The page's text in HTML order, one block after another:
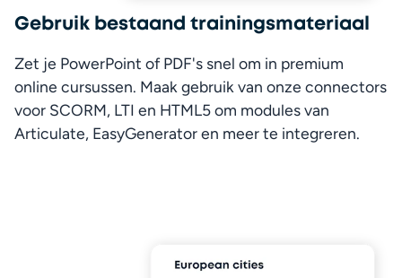
Gebruik bestaand trainingsmateriaal
Zet je PowerPoint of PDF's snel om in premium
online cursussen. Maak gebruik van onze connectors
voor SCORM, LTI en HTML5 om modules van
Articulate, EasyGenerator en meer te integreren.